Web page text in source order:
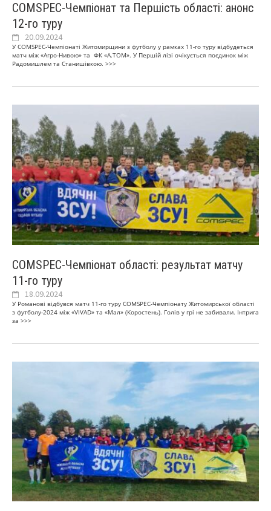
СOMSPEC-Чемпіонат та Першість області: анонс
12-го туру
20.09.2024
У СOMSPEC-Чемпіонаті Житомирщини з футболу у рамках 11-го туру відбудеться
матч між «Агро-Нивою» та ФК «А.ТОМ». У Першій лізі очікується поєдинок між
Радомишлем та Станишівкою. >>>
COMSPEC-Чемпіонат області: результат матчу
11-го туру
18.09.2024
У Романові відбувся матч 11-го туру COMSPEC-Чемпіонату Житомирської області
з футболу-2024 між «VIVAD» та «Мал» (Коростень). Голів у грі не забивали. Інтрига
за >>>